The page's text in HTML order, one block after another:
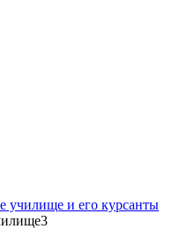
училище и его курсанты